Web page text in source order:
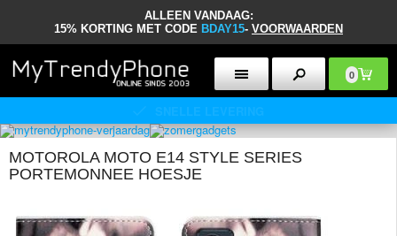
ALLEEN VANDAAG:
15% KORTING MET CODE BDAY15- VOORWAARDEN
0
MOTOROLA MOTO E14 STYLE SERIES
PORTEMONNEE HOESJE